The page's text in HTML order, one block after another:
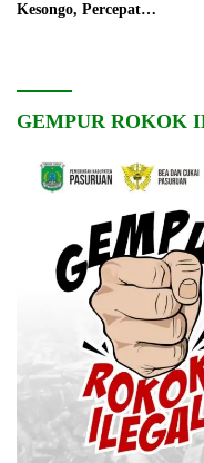
Kesongo, Percepat
GEMPUR ROKOK